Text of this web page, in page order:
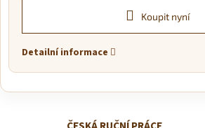
Koupit nyní
Detailní informace